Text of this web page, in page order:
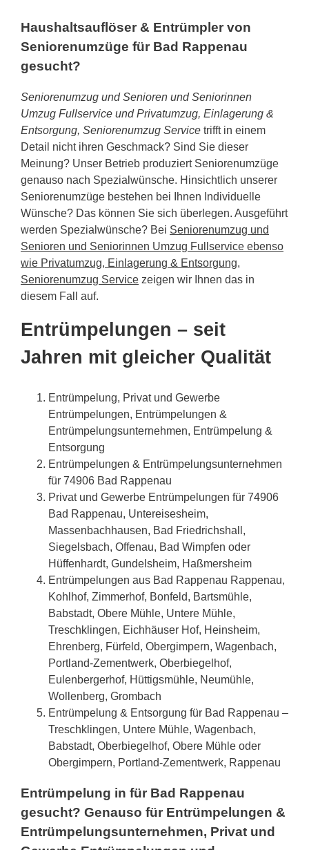
Haushaltsauflöser & Entrümpler von
Seniorenumzüge für Bad Rappenau
gesucht?
Seniorenumzug und Senioren und Seniorinnen
Umzug Fullservice und Privatumzug, Einlagerung &
Entsorgung, Seniorenumzug Service trifft in einem
Detail nicht ihren Geschmack? Sind Sie dieser
Meinung? Unser Betrieb produziert Seniorenumzüge
genauso nach Spezialwünsche. Hinsichtlich unserer
Seniorenumzüge bestehen bei Ihnen Individuelle
Wünsche? Das können Sie sich überlegen. Ausgeführt
werden Spezialwünsche? Bei Seniorenumzug und
Senioren und Seniorinnen Umzug Fullservice ebenso
wie Privatumzug, Einlagerung & Entsorgung,
Seniorenumzug Service zeigen wir Ihnen das in
diesem Fall auf.
Entrümpelungen – seit
Jahren mit gleicher Qualität
Entrümpelung, Privat und Gewerbe
Entrümpelungen, Entrümpelungen &
Entrümpelungsunternehmen, Entrümpelung &
Entsorgung
Entrümpelungen & Entrümpelungsunternehmen
für 74906 Bad Rappenau
Privat und Gewerbe Entrümpelungen für 74906
Bad Rappenau, Untereisesheim,
Massenbachhausen, Bad Friedrichshall,
Siegelsbach, Offenau, Bad Wimpfen oder
Hüffenhardt, Gundelsheim, Haßmersheim
Entrümpelungen aus Bad Rappenau Rappenau,
Kohlhof, Zimmerhof, Bonfeld, Bartsmühle,
Babstadt, Obere Mühle, Untere Mühle,
Treschklingen, Eichhäuser Hof, Heinsheim,
Ehrenberg, Fürfeld, Obergimpern, Wagenbach,
Portland-Zementwerk, Oberbiegelhof,
Eulenbergerhof, Hüttigsmühle, Neumühle,
Wollenberg, Grombach
Entrümpelung & Entsorgung für Bad Rappenau –
Treschklingen, Untere Mühle, Wagenbach,
Babstadt, Oberbiegelhof, Obere Mühle oder
Obergimpern, Portland-Zementwerk, Rappenau
Entrümpelung in für Bad Rappenau
gesucht? Genauso für Entrümpelungen &
Entrümpelungsunternehmen, Privat und